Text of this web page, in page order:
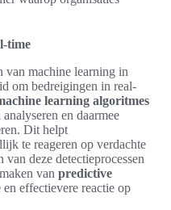
time
van machine learning in
om bedreigingen in real-
learning algoritmes
en daarmee
Dit helpt
te reageren op verdachte
deze detectieprocessen
van predictive
effectievere reactie op